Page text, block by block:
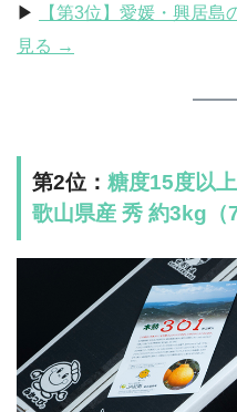
▶︎
【第3位】愛媛・興居島
見る →
第2位： 糖度15度以
歌山県産 秀 約3kg